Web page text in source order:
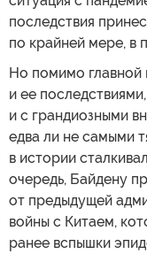
последствия
по крайней мере, в
Но помимо главной
и ее
и с грандиозными
едва ли не самыми
в истории
очередь, Байдену
от предыдущей
войны с Китаем,
ранее вспышки